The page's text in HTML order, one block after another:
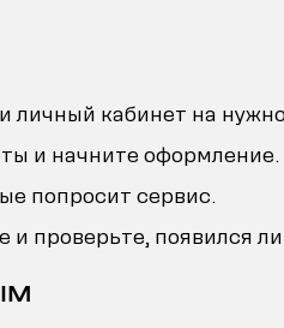
личный кабинет на
и начните оформление.
попросит сервис.
и проверьте, появился